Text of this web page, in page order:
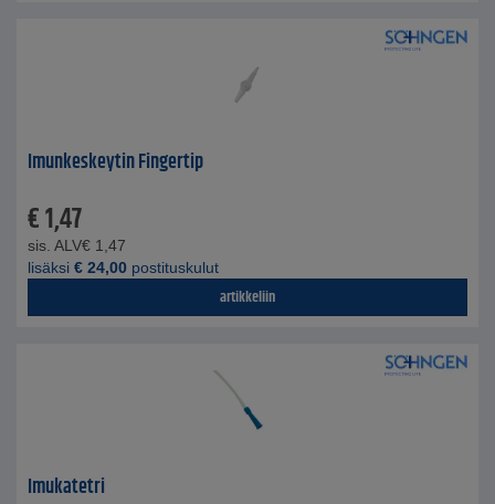
Imunkeskeytin Fingertip
€1,47
sis. ALV€ 1,47
lisäksi € 24,00 postituskulut
artikkeliin
Imukatetri